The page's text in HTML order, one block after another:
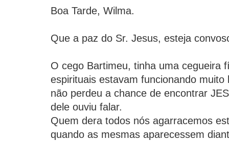
Boa Tarde, Wilma.
Que a paz do Sr. Jesus, esteja
O cego Bartimeu, tinha uma cegueira
espirituais estavam funcionando
não perdeu a chance de encontrar
dele ouviu falar.
Quem dera todos nós agarracemos
quando as mesmas aparecessem